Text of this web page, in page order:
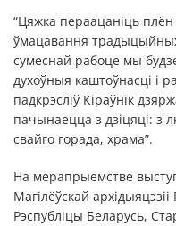
“Цяжка пераацаніць
ўмацавання
сумеснай рабоце мы
духоўныя каштоўнасці і
падкрэсліў Кіраўнік
пачынаецца з дзіцяці: з
свайго горада, храма”.
На мерапрыемстве
Магілёўскай
Рэспубліцы Беларусь,